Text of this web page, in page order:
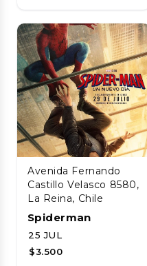
Avenida Fernando
Castillo Velasco 8580,
La Reina, Chile
Spiderman
25 JUL
$3.500